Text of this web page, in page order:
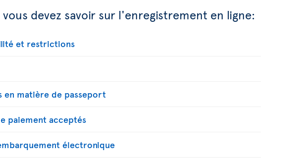
devez savoir sur l'enregistrement en ligne:
et restrictions
en matière de passeport
paiement acceptés
électronique